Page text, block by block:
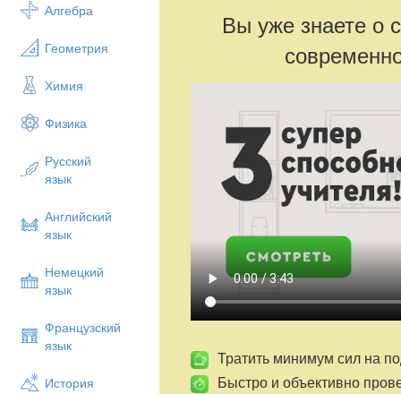
Алгебра
Геометрия
Химия
Физика
Русский
язык
Английский
язык
Немецкий
язык
Французский
язык
История
Вы уже знаете о
Тратить минимум сил на
Быстро и объективно